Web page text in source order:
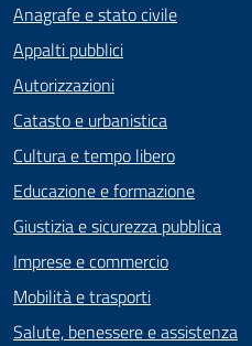
Anagrafe e stato civile
Appalti pubblici
Autorizzazioni
Catasto e urbanistica
Cultura e tempo libero
Educazione e formazione
Giustizia e sicurezza pubblica
Imprese e commercio
Mobilità e trasporti
Salute, benessere e assistenza